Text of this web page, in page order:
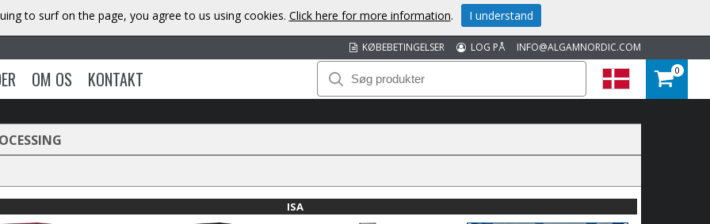
INFO@ALGAMNORDIC.COM
LOG PÅ
KØBEBETINGELSER
OM OS KONTAKT 0
ISA
to surf on the page, you agree to us using cookies. Click here for more information. I understand